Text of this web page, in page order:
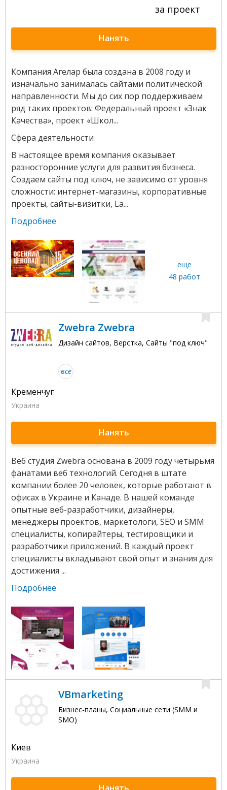
за проект
Нанять
Компания Агелар была создана в 2008 году и
изначально занималась сайтами политической
направленности. Мы до сих пор поддерживаем
ряд таких проектов: Федеральный проект «Знак
Качества», проект «Школ...
Сфера деятельности
В настоящее время компания оказывает
разносторонние услуги для развития бизнеса.
Создаем сайты под ключ, не зависимо от уровня
сложности: интернет-магазины, корпоративные
проекты, сайты-визитки, La...
Подробнее
еще
48 работ
Zwebra Zwebra
Дизайн сайтов, Верстка, Сайты "под ключ"
все
Кременчуг
Украина
Нанять
Веб студия Zwebra основана в 2009 году четырьмя
фанатами веб технологий. Сегодня в штате
компании более 20 человек, которые работают в
офисах в Украине и Канаде. В нашей команде
опытные веб-разработчики, дизайнеры,
менеджеры проектов, маркетологи, SEO и SMM
специалисты, копирайтеры, тестировщики и
разработчики приложений. В каждый проект
специалисты вкладывают свой опыт и знания для
достижения ...
Подробнее
VBmarketing
Бизнес-планы, Социальные сети (SMM и
SMO)
Киев
Украина